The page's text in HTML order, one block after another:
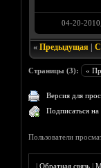
04-20-
« Предыдущая|
Страницы (3): «
Версия для
Подписаться на
Пользователи
|Обратная связь |